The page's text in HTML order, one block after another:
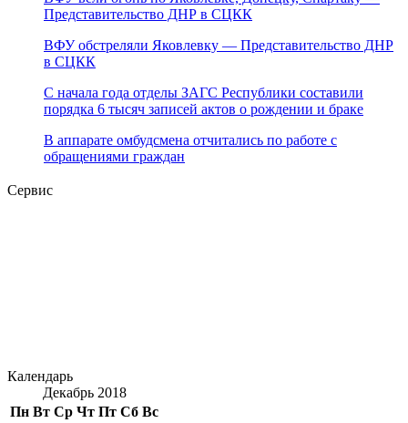
Представительство ДНР в СЦКК
ВФУ обстреляли Яковлевку — Представительство ДНР
в СЦКК
С начала года отделы ЗАГС Республики составили
порядка 6 тысяч записей актов о рождении и браке
В аппарате омбудсмена отчитались по работе с
обращениями граждан
Сервис
Календарь
Декабрь 2018
Пн Вт Ср Чт Пт Сб Вс